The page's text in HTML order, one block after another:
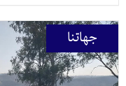
جهاتنا